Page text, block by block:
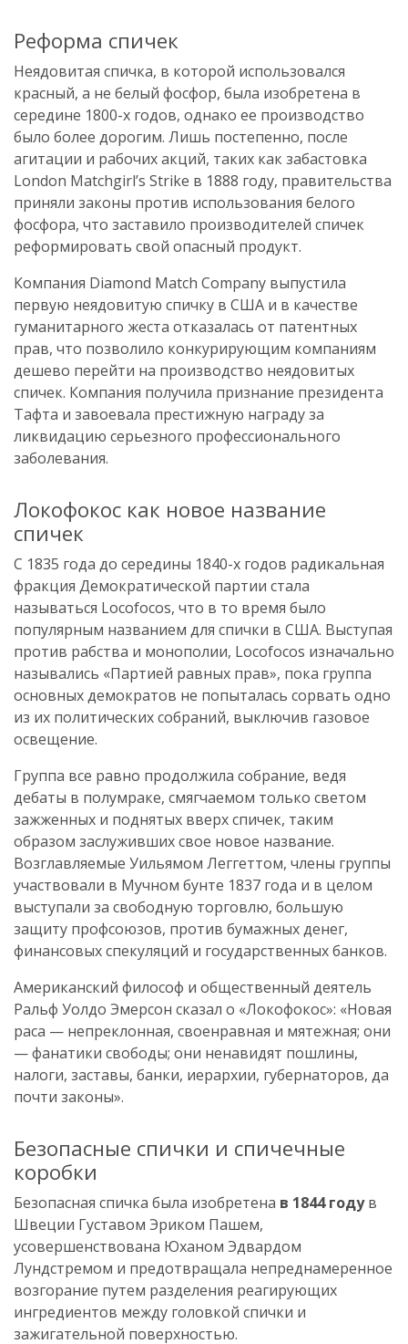
Реформа спичек
Неядовитая спичка, в которой использовался
красный, а не белый фосфор, была изобретена в
середине 1800-х годов, однако ее производство
было более дорогим. Лишь постепенно, после
агитации и рабочих акций, таких как забастовка
London Matchgirl’s Strike в 1888 году, правительства
приняли законы против использования белого
фосфора, что заставило производителей спичек
реформировать свой опасный продукт.
Компания Diamond Match Company выпустила
первую неядовитую спичку в США и в качестве
гуманитарного жеста отказалась от патентных
прав, что позволило конкурирующим компаниям
дешево перейти на производство неядовитых
спичек. Компания получила признание президента
Тафта и завоевала престижную награду за
ликвидацию серьезного профессионального
заболевания.
Локофокос как новое название
спичек
С 1835 года до середины 1840-х годов радикальная
фракция Демократической партии стала
называться Locofocos, что в то время было
популярным названием для спички в США. Выступая
против рабства и монополии, Locofocos изначально
назывались «Партией равных прав», пока группа
основных демократов не попыталась сорвать одно
из их политических собраний, выключив газовое
освещение.
Группа все равно продолжила собрание, ведя
дебаты в полумраке, смягчаемом только светом
зажженных и поднятых вверх спичек, таким
образом заслуживших свое новое название.
Возглавляемые Уильямом Леггеттом, члены группы
участвовали в Мучном бунте 1837 года и в целом
выступали за свободную торговлю, большую
защиту профсоюзов, против бумажных денег,
финансовых спекуляций и государственных банков.
Американский философ и общественный деятель
Ральф Уолдо Эмерсон сказал о «Локофокос»: «Новая
раса — непреклонная, своенравная и мятежная; они
— фанатики свободы; они ненавидят пошлины,
налоги, заставы, банки, иерархии, губернаторов, да
почти законы».
Безопасные спички и спичечные
коробки
Безопасная спичка была изобретена в 1844 годув
Швеции Густавом Эриком Пашем,
усовершенствована Юханом Эдвардом
Лундстремом и предотвращала непреднамеренное
возгорание путем разделения реагирующих
ингредиентов между головкой спички и
зажигательной поверхностью.